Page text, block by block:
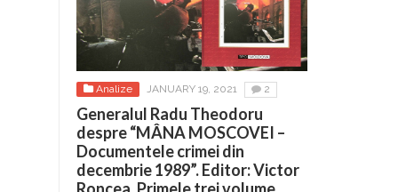
Analize JANUARY 19, 2021 2
Generalul Radu Theodoru
despre “MÂNA MOSCOVEI –
Documentele crimei din
decembrie 1989”. Editor: Victor